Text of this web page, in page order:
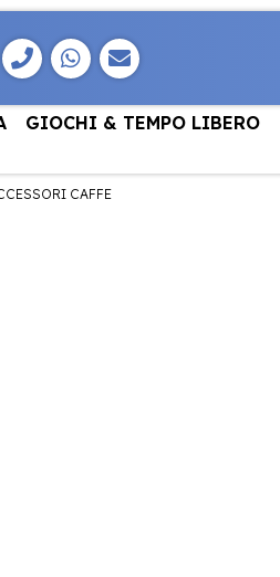
GIOCHI & TEMPO LIBERO
CAFFE